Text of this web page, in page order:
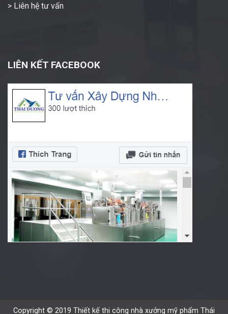
> Liên hệ tư vấn
LIÊN KẾT FACEBOOK
Copyright © 2019 Thiết kế thi công nhà xưởng mỹ phẩm Thái